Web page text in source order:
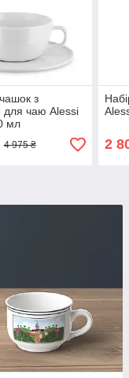
з
чаю Alessi
мл
4 975 ₴ 2